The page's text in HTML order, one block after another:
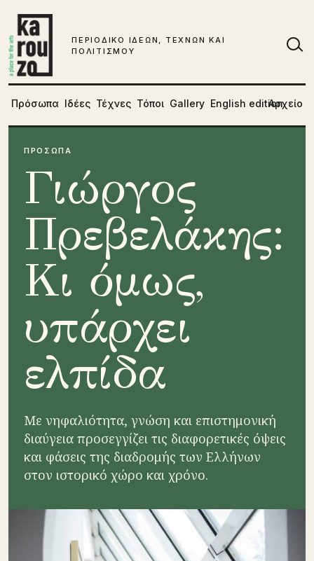
ΠΕΡΙΟΔΙΚΟ ΙΔΕΩΝ, ΤΕΧΝΩΝ ΚΑΙ
ΠΟΛΙΤΙΣΜΟΥ
Πρόσωπα Ιδέες Τέχνες Τόποι Gallery English editionΑρχείο
ΠΡΟΣΩΠΑ
Γιώργος
Πρεβελάκης:
Κι όμως,
υπάρχει
ελπίδα
Με νηφαλιότητα, γνώση και επιστημονική
διαύγεια προσεγγίζει τις διαφορετικές όψεις
και φάσεις της διαδρομής των Ελλήνων
στον ιστορικό χώρο και χρόνο.